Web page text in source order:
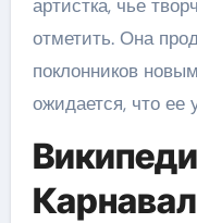
артистка, чье
отметить. Она
поклонников
ожидается, что ее
Карнавал